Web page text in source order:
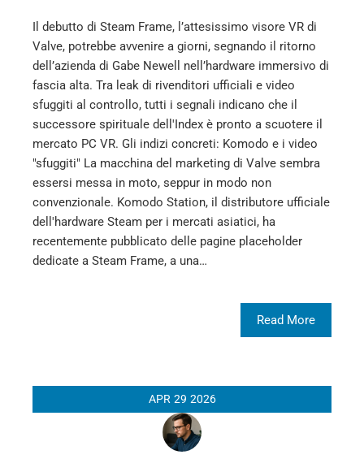
Il debutto di Steam Frame, l’attesissimo visore VR di
Valve, potrebbe avvenire a giorni, segnando il ritorno
dell’azienda di Gabe Newell nell’hardware immersivo di
fascia alta. Tra leak di rivenditori ufficiali e video
sfuggiti al controllo, tutti i segnali indicano che il
successore spirituale dell'Index è pronto a scuotere il
mercato PC VR. Gli indizi concreti: Komodo e i video
"sfuggiti" La macchina del marketing di Valve sembra
essersi messa in moto, seppur in modo non
convenzionale. Komodo Station, il distributore ufficiale
dell'hardware Steam per i mercati asiatici, ha
recentemente pubblicato delle pagine placeholder
dedicate a Steam Frame, a una…
Read More
APR 29 2026